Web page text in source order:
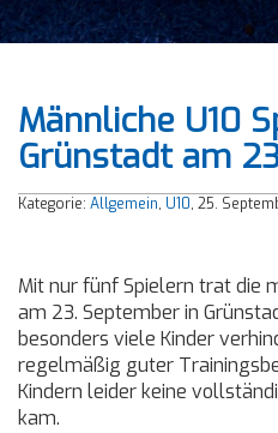
Männliche U10
Grünstadt am
Kategorie: Allgemein, U10, 25.
Mit nur fünf Spielern trat die
am 23. September in
besonders viele Kinder
regelmäßig guter
Kindern leider keine
kam.